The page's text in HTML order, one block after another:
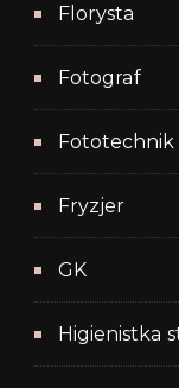
Florysta
Fotograf
Fototechnik
Fryzjer
GK
Higienistka